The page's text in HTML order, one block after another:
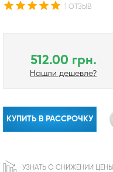
1 ОТЗЫВ
512.00 грн.
Нашли дешевле?
КУПИТЬ В РАССРОЧКУ
УЗНАТЬ О СНИЖЕНИИ ЦЕНЫ